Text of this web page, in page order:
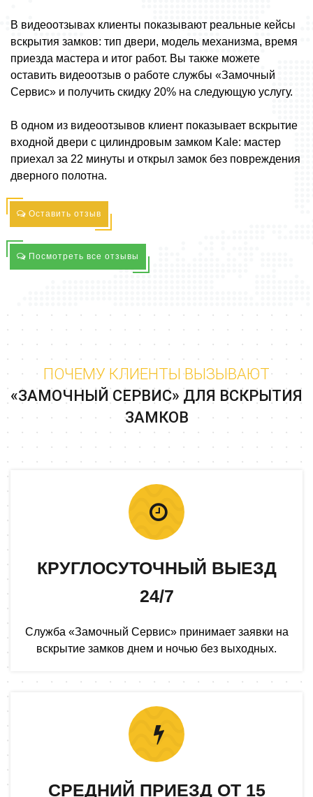
В видеоотзывах клиенты показывают реальные кейсы
вскрытия замков: тип двери, модель механизма, время
приезда мастера и итог работ. Вы также можете
оставить видеоотзыв о работе службы «Замочный
Сервис» и получить скидку 20% на следующую услугу.
В одном из видеоотзывов клиент показывает вскрытие
входной двери с цилиндровым замком Kale: мастер
приехал за 22 минуты и открыл замок без повреждения
дверного полотна.
Оставить отзыв
Посмотреть все отзывы
ПОЧЕМУ КЛИЕНТЫ ВЫЗЫВАЮТ
«ЗАМОЧНЫЙ СЕРВИС» ДЛЯ ВСКРЫТИЯ
ЗАМКОВ
КРУГЛОСУТОЧНЫЙ ВЫЕЗД
24/7
Служба «Замочный Сервис» принимает заявки на
вскрытие замков днем и ночью без выходных.
СРЕДНИЙ ПРИЕЗД ОТ 15